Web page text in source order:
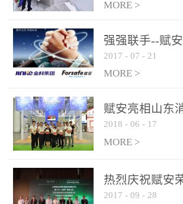
亡。图像型火灾探测器正
是针对这种高大空间建筑
物的消防设施、设备通过
现场图像的实时获取、预
处理和特征提取分析，实
现火焰的跟踪和识别。能
更早的进行预警，达到早
报早防的效果。 系统构
成示意图： 图像型火灾
和监控端两大部分组成。
两者之间通过以太网相
满落幕
MORE >
强强联手--赋
集团达成战略
2017 - 07 - 21
MORE >
赋安亮相山东
慧消防新荣耀
2018 - 06 - 17
MORE >
热烈庆祝赋安
联合采购战略
2017 - 09 - 28